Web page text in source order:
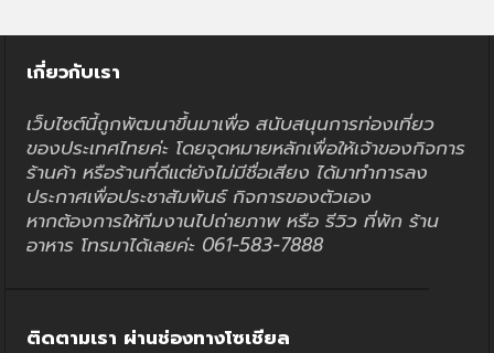
เกี่ยวกับเรา
เว็บไซต์นี้ถูกพัฒนาขึ้นมาเพื่อ สนับสนุนการท่องเที่ยว
ของประเทศไทยค่ะ โดยจุดหมายหลักเพื่อให้เจ้าของกิจการ
ร้านค้า หรือร้านที่ดีแต่ยังไม่มีชื่อเสียง ได้มาทำการลง
ประกาศเพื่อประชาสัมพันธ์ กิจการของตัวเอง
หากต้องการให้ทีมงานไปถ่ายภาพ หรือ รีวิว ที่พัก ร้าน
อาหาร โทรมาได้เลยค่ะ 061-583-7888
ติดตามเรา ผ่านช่องทางโซเชียล